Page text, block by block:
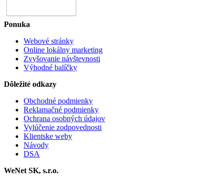
Ponuka
Webové stránky
Online lokálny marketing
Zvyšovanie návštevnosti
Výhodné balíčky
Dôležité odkazy
Obchodné podmienky
Reklamačné podmienky
Ochrana osobných údajov
Vylúčenie zodpovednosti
Klientske weby
Návody
DSA
WeNet SK, s.r.o.